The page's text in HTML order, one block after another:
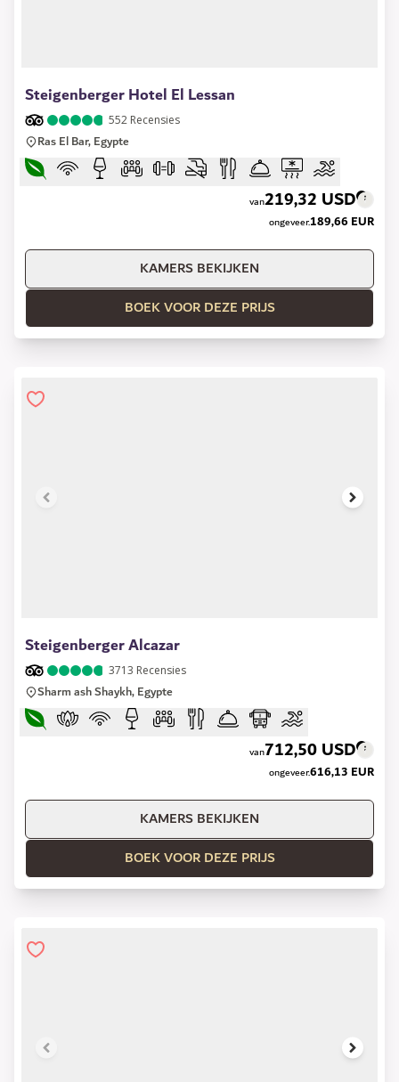
Steigenberger Hotel El Lessan
552 Recensies
Ras El Bar, Egypte
van219,32 USD
ongeveer.189,66 EUR
KAMERS BEKIJKEN
BOEK VOOR DEZE PRIJS
Steigenberger Alcazar
3713 Recensies
Sharm ash Shaykh, Egypte
van712,50 USD
ongeveer.616,13 EUR
KAMERS BEKIJKEN
BOEK VOOR DEZE PRIJS